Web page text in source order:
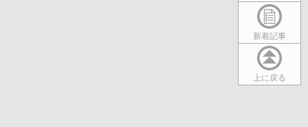
新着記事
上に戻る